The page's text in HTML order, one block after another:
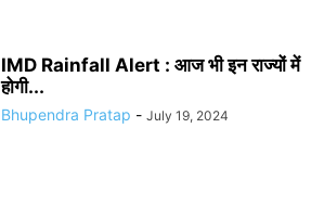
IMD Rainfall Alert : आज भी इन राज्यों में
होगी...
Bhupendra Pratap - July 19, 2024